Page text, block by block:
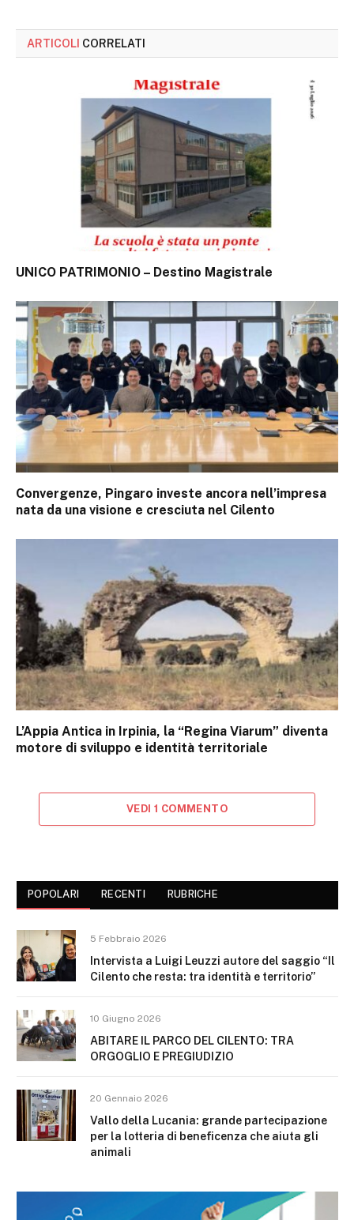
ARTICOLI CORRELATI
UNICO PATRIMONIO – Destino Magistrale
Convergenze, Pingaro investe ancora nell’impresa
nata da una visione e cresciuta nel Cilento
L’Appia Antica in Irpinia, la “Regina Viarum” diventa
motore di sviluppo e identità territoriale
VEDI 1 COMMENTO
POPOLARI RECENTI RUBRICHE
5 Febbraio 2026
Intervista a Luigi Leuzzi autore del saggio “Il
Cilento che resta: tra identità e territorio”
10 Giugno 2026
ABITARE IL PARCO DEL CILENTO: TRA
ORGOGLIO E PREGIUDIZIO
20 Gennaio 2026
Vallo della Lucania: grande partecipazione
per la lotteria di beneficenza che aiuta gli
animali